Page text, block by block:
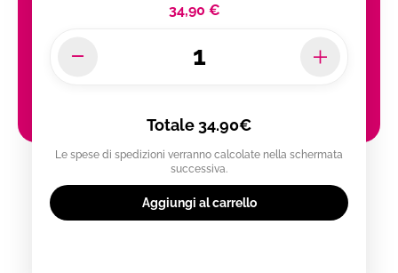
34,90 €
Totale34.90€
Le spese di spedizioni verranno calcolate nella schermata
successiva.
Aggiungi al carrello